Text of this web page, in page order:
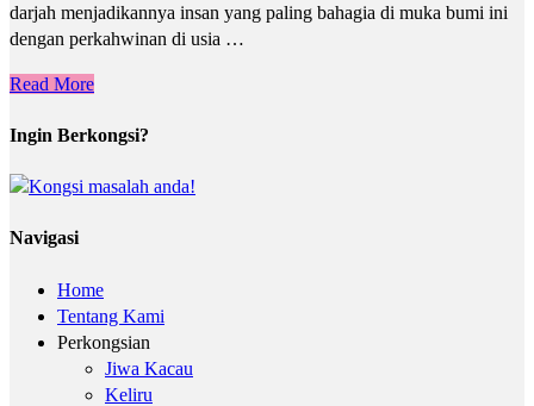
darjah menjadikannya insan yang paling bahagia di muka bumi ini
dengan perkahwinan di usia …
Read More
Ingin Berkongsi?
Navigasi
Home
Tentang Kami
Perkongsian
Jiwa Kacau
Keliru